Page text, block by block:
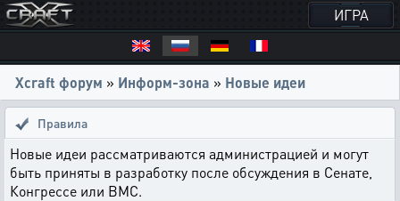
ИГРА
Xcraft форум » Информ-зона » Новые идеи
Правила
Новые идеи рассматриваются администрацией и могут
быть приняты в разработку после обсуждения в Сенате,
Конгрессе или ВМС.